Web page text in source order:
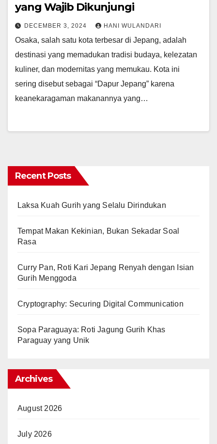
yang Wajib Dikunjungi
DECEMBER 3, 2024 HANI WULANDARI
Osaka, salah satu kota terbesar di Jepang, adalah
destinasi yang memadukan tradisi budaya, kelezatan
kuliner, dan modernitas yang memukau. Kota ini
sering disebut sebagai “Dapur Jepang” karena
keanekaragaman makanannya yang…
Recent Posts
Laksa Kuah Gurih yang Selalu Dirindukan
Tempat Makan Kekinian, Bukan Sekadar Soal
Rasa
Curry Pan, Roti Kari Jepang Renyah dengan Isian
Gurih Menggoda
Cryptography: Securing Digital Communication
Sopa Paraguaya: Roti Jagung Gurih Khas
Paraguay yang Unik
Archives
August 2026
July 2026